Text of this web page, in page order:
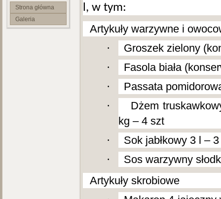
Strona główna
Galeria
l, w tym:
Artykuły warzywne i
·
Groszek zielony
·
Fasola biała
·
Passata
·
Dżem
kg – 4 szt
·
Sok jabłkowy 3 l –
·
Sos warzywny
Artykuły skrobiowe